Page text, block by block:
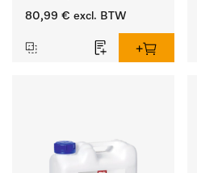
materiaalbesparende,
laboratoriumglasw. en -
80,99 € excl. BTW